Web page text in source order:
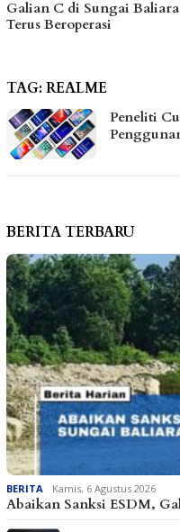
Kawal Kebutuhan Dasar
Warga Pesisir di Tengah
TAG: REALME
Peneliti
BERITA TERBARU
BERITA Kamis, 6 Agustus 2026
Abaikan Sanksi ESDM,